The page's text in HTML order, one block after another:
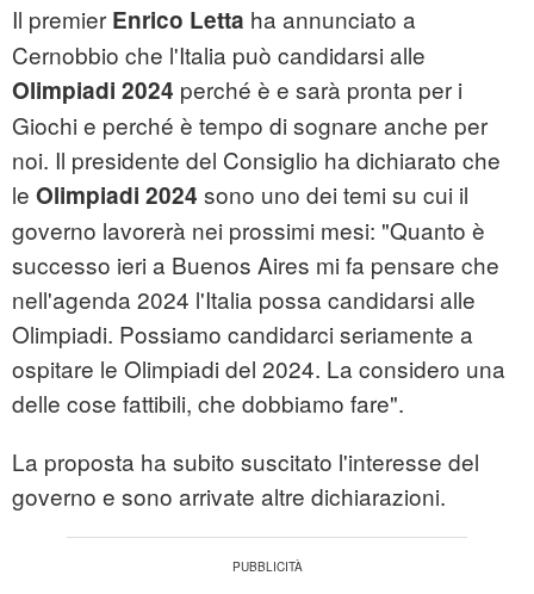
Il premier Enrico Letta ha annunciato a
Cernobbio che l'Italia può candidarsi alle
Olimpiadi 2024 perché è e sarà pronta per i
Giochi e perché è tempo di sognare anche per
noi. Il presidente del Consiglio ha dichiarato che
le Olimpiadi 2024 sono uno dei temi su cui il
governo lavorerà nei prossimi mesi: "Quanto è
successo ieri a Buenos Aires mi fa pensare che
nell'agenda 2024 l'Italia possa candidarsi alle
Olimpiadi. Possiamo candidarci seriamente a
ospitare le Olimpiadi del 2024. La considero una
delle cose fattibili, che dobbiamo fare".
La proposta ha subito suscitato l'interesse del
governo e sono arrivate altre dichiarazioni.